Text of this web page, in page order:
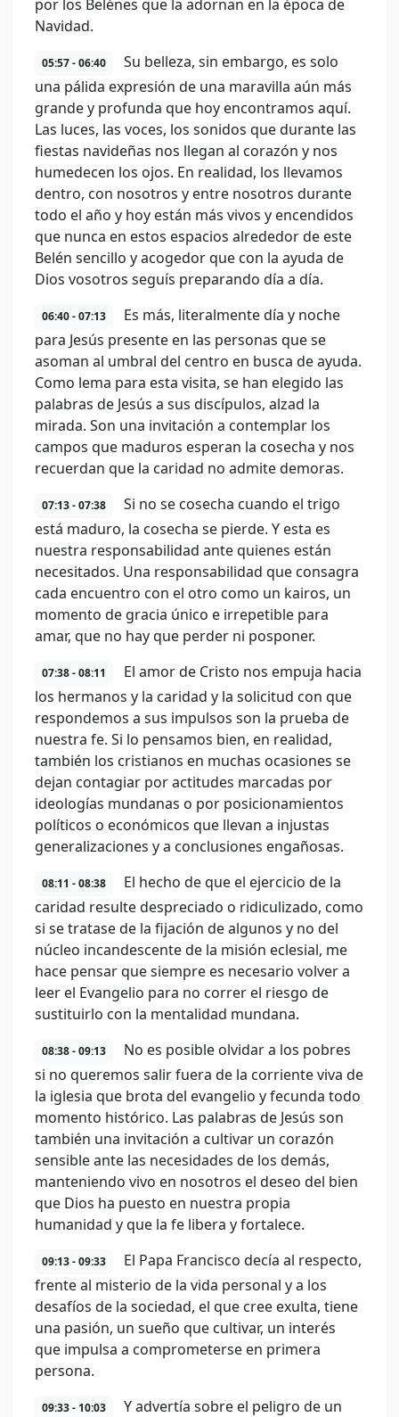
por los Belénes que la adornan en la época de
Navidad.
05:57 - 06:40
Su belleza, sin embargo, es solo
una pálida expresión de una maravilla aún más
grande y profunda que hoy encontramos aquí.
Las luces, las voces, los sonidos que durante las
fiestas navideñas nos llegan al corazón y nos
humedecen los ojos. En realidad, los llevamos
dentro, con nosotros y entre nosotros durante
todo el año y hoy están más vivos y encendidos
que nunca en estos espacios alrededor de este
Belén sencillo y acogedor que con la ayuda de
Dios vosotros seguís preparando día a día.
06:40 - 07:13
Es más, literalmente día y noche
para Jesús presente en las personas que se
asoman al umbral del centro en busca de ayuda.
Como lema para esta visita, se han elegido las
palabras de Jesús a sus discípulos, alzad la
mirada. Son una invitación a contemplar los
campos que maduros esperan la cosecha y nos
recuerdan que la caridad no admite demoras.
07:13 - 07:38
Si no se cosecha cuando el trigo
está maduro, la cosecha se pierde. Y esta es
nuestra responsabilidad ante quienes están
necesitados. Una responsabilidad que consagra
cada encuentro con el otro como un kairos, un
momento de gracia único e irrepetible para
amar, que no hay que perder ni posponer.
07:38 - 08:11
El amor de Cristo nos empuja hacia
los hermanos y la caridad y la solicitud con que
respondemos a sus impulsos son la prueba de
nuestra fe. Si lo pensamos bien, en realidad,
también los cristianos en muchas ocasiones se
dejan contagiar por actitudes marcadas por
ideologías mundanas o por posicionamientos
políticos o económicos que llevan a injustas
generalizaciones y a conclusiones engañosas.
08:11 - 08:38
El hecho de que el ejercicio de la
caridad resulte despreciado o ridiculizado, como
si se tratase de la fijación de algunos y no del
núcleo incandescente de la misión eclesial, me
hace pensar que siempre es necesario volver a
leer el Evangelio para no correr el riesgo de
sustituirlo con la mentalidad mundana.
08:38 - 09:13
No es posible olvidar a los pobres
si no queremos salir fuera de la corriente viva de
la iglesia que brota del evangelio y fecunda todo
momento histórico. Las palabras de Jesús son
también una invitación a cultivar un corazón
sensible ante las necesidades de los demás,
manteniendo vivo en nosotros el deseo del bien
que Dios ha puesto en nuestra propia
humanidad y que la fe libera y fortalece.
09:13 - 09:33
El Papa Francisco decía al respecto,
frente al misterio de la vida personal y a los
desafíos de la sociedad, el que cree exulta, tiene
una pasión, un sueño que cultivar, un interés
que impulsa a comprometerse en primera
persona.
09:33 - 10:03
Y advertía sobre el peligro de un